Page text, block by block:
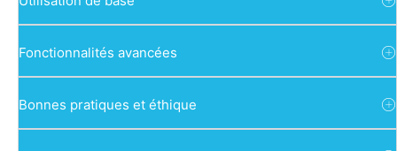
Fonctionnalités avancées
Bonnes pratiques et éthique